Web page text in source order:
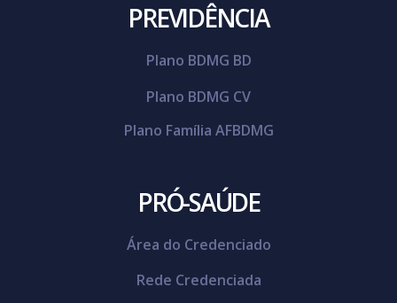
PREVIDÊNCIA
Plano BDMG BD
Plano BDMG CV
Plano Família AFBDMG
PRÓ-SAÚDE
Área do Credenciado
Rede Credenciada